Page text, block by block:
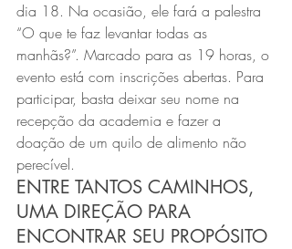
dia 18. Na ocasião, ele fará a palestra
“O que te faz levantar todas as
manhãs?”. Marcado para as 19 horas, o
evento está com inscrições abertas. Para
participar, basta deixar seu nome na
recepção da academia e fazer a
doação de um quilo de alimento não
perecível.
ENTRE TANTOS CAMINHOS,
UMA DIREÇÃO PARA
ENCONTRAR SEU PROPÓSITO